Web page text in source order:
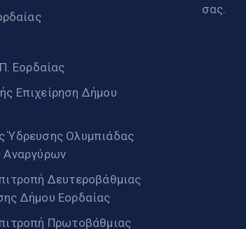
Εορδαίας
Επιχείρηση Δήμου
Ύδρευσης Ολυμπιάδας
Αναργύρων
Δευτεροβάθμιας
Δήμου Εορδαίας
Πρωτοβάθμιας
σας.